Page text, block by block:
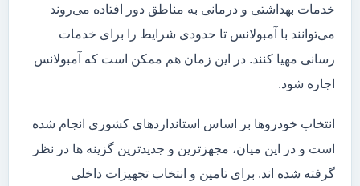
خدمات بهداشتی و درمانی به مناطق دور افتاده می‌روند
می‌توانند با آمبولانس تا حدودی شرایط را برای خدمات
رسانی مهیا کنند. در این زمان هم ممکن است که آمبولانس
اجاره شود.
انتخاب خودروها بر اساس استانداردهای کشوری انجام شده
است و در این میان، مجهزترین و جدیدترین گزینه ها در نظر
گرفته شده اند. برای تامین و انتخاب تجهیزات داخلی